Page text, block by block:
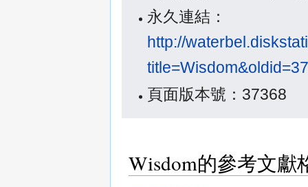
永久連結：
http://
頁面版本號：37368
Wisdom的參考文獻